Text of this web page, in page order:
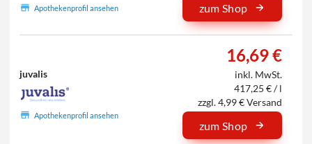
Apothekenprofil ansehen
zum Shop
juvalis
Apothekenprofil ansehen
16,69 €
inkl. MwSt.
417,25 € / l
zzgl. 4,99 € Versand
zum Shop